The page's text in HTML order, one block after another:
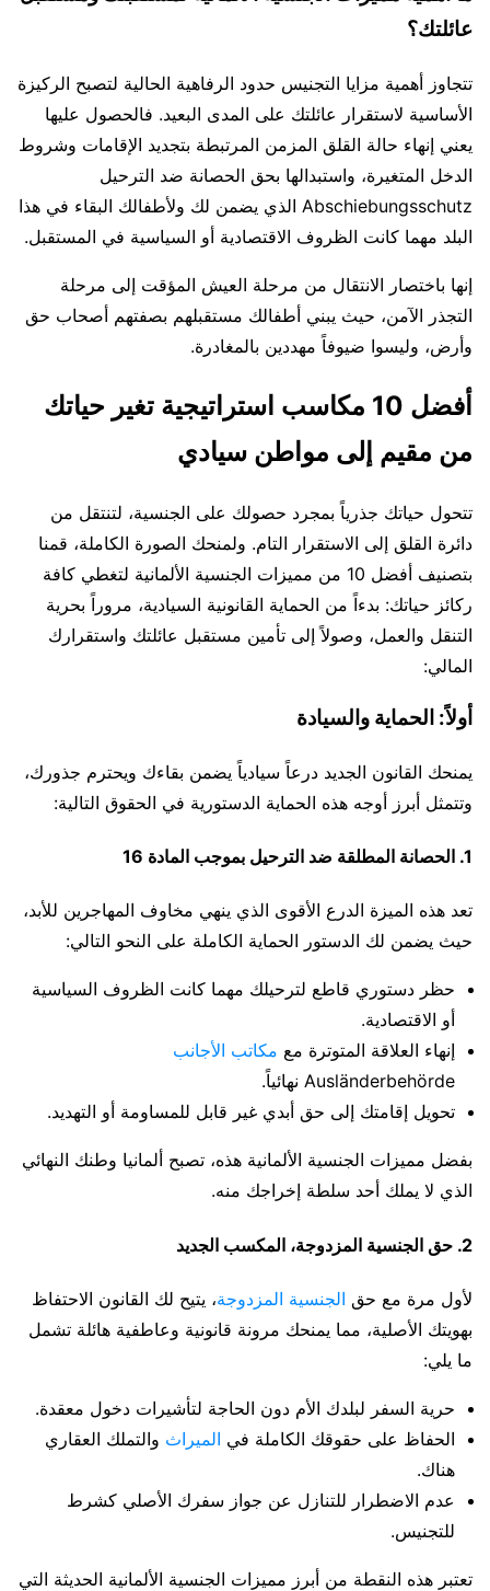
عائلتك؟
تتجاوز أهمية مزايا التجنيس حدود الرفاهية الحالية لتصبح الركيزة
الأساسية لاستقرار عائلتك على المدى البعيد. فالحصول عليها
يعني إنهاء حالة القلق المزمن المرتبطة بتجديد الإقامات وشروط
الدخل المتغيرة، واستبدالها بحق الحصانة ضد الترحيل
Abschiebungsschutz الذي يضمن لك ولأطفالك البقاء في هذا
البلد مهما كانت الظروف الاقتصادية أو السياسية في المستقبل.
إنها باختصار الانتقال من مرحلة العيش المؤقت إلى مرحلة
التجذر الآمن، حيث يبني أطفالك مستقبلهم بصفتهم أصحاب حق
وأرض، وليسوا ضيوفاً مهددين بالمغادرة.
أفضل 10 مكاسب استراتيجية تغير حياتك
من مقيم إلى مواطن سيادي
تتحول حياتك جذرياً بمجرد حصولك على الجنسية، لتنتقل من
دائرة القلق إلى الاستقرار التام. ولمنحك الصورة الكاملة، قمنا
بتصنيف أفضل 10 من مميزات الجنسية الألمانية لتغطي كافة
ركائز حياتك: بدءاً من الحماية القانونية السيادية، مروراً بحرية
التنقل والعمل، وصولاً إلى تأمين مستقبل عائلتك واستقرارك
المالي:
أولاً: الحماية والسيادة
يمنحك القانون الجديد درعاً سيادياً يضمن بقاءك ويحترم جذورك،
وتتمثل أبرز أوجه هذه الحماية الدستورية في الحقوق التالية:
1. الحصانة المطلقة ضد الترحيل بموجب المادة 16
تعد هذه الميزة الدرع الأقوى الذي ينهي مخاوف المهاجرين للأبد،
حيث يضمن لك الدستور الحماية الكاملة على النحو التالي:
حظر دستوري قاطع لترحيلك مهما كانت الظروف السياسية
أو الاقتصادية.
إنهاء العلاقة المتوترة مع مكاتب الأجانب
Ausländerbehörde نهائياً.
تحويل إقامتك إلى حق أبدي غير قابل للمساومة أو التهديد.
بفضل مميزات الجنسية الألمانية هذه، تصبح ألمانيا وطنك النهائي
الذي لا يملك أحد سلطة إخراجك منه.
2. حق الجنسية المزدوجة، المكسب الجديد
لأول مرة مع حق الجنسية المزدوجة، يتيح لك القانون الاحتفاظ
بهويتك الأصلية، مما يمنحك مرونة قانونية وعاطفية هائلة تشمل
ما يلي:
حرية السفر لبلدك الأم دون الحاجة لتأشيرات دخول معقدة.
الحفاظ على حقوقك الكاملة في الميراث والتملك العقاري
هناك.
عدم الاضطرار للتنازل عن جواز سفرك الأصلي كشرط
للتجنيس.
تعتبر هذه النقطة من أبرز مميزات الجنسية الألمانية الحديثة التي